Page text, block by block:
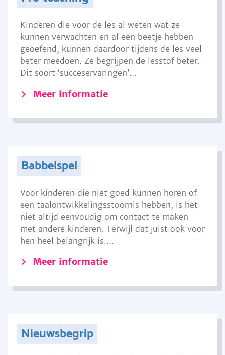
Kinderen die voor de les al weten wat ze
kunnen verwachten en al een beetje hebben
geoefend, kunnen daardoor tijdens de les veel
beter meedoen. Ze begrijpen de lesstof beter.
Dit soort ‘succeservaringen’...
Meer informatie
Babbelspel
Voor kinderen die niet goed kunnen horen of
een taalontwikkelingsstoornis hebben, is het
niet altijd eenvoudig om contact te maken
met andere kinderen. Terwijl dat juist ook voor
hen heel belangrijk is....
Meer informatie
Nieuwsbegrip